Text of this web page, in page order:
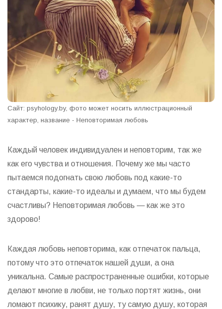
Сайт: psyhology.by, фото может носить иллюстрационный
характер, название - Неповторимая любовь
Каждый человек индивидуален и неповторим, так же
как его чувства и отношения. Почему же мы часто
пытаемся подогнать свою любовь под какие-то
стандарты, какие-то идеалы и думаем, что мы будем
счастливы? Неповторимая любовь — как же это
здорово!
Каждая любовь неповторима, как отпечаток пальца,
потому что это отпечаток нашей души, а она
уникальна. Самые распространенные ошибки, которые
делают многие в любви, не только портят жизнь, они
ломают психику, ранят душу, ту самую душу, которая